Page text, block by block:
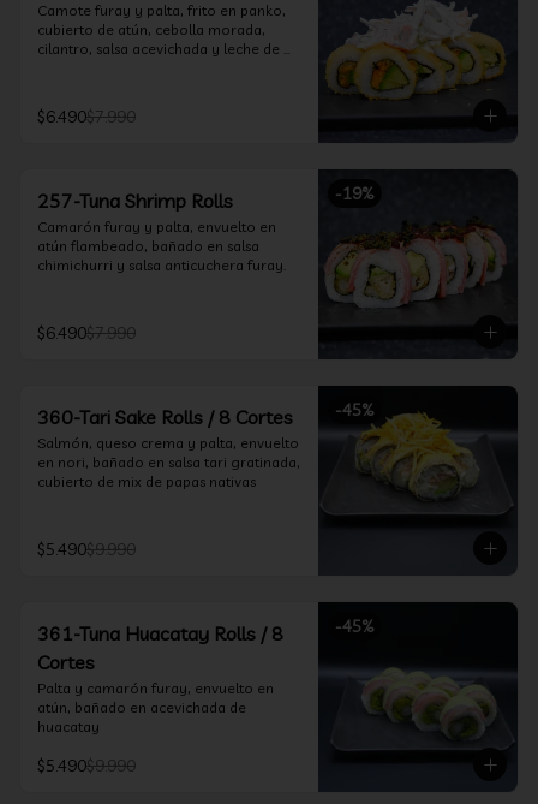
Camote furay y palta, frito en panko,
cubierto de atún, cebolla morada,
cilantro, salsa acevichada y leche de
$6.490$7.990
-19%
257-Tuna Shrimp Rolls
Camarón furay y palta, envuelto en
atún flambeado, bañado en salsa
chimichurri y salsa anticuchera furay.
$6.490$7.990
-45%
360-Tari Sake Rolls / 8 Cortes
Salmón, queso crema y palta, envuelto
en nori, bañado en salsa tari gratinada,
cubierto de mix de papas nativas
$5.490$9.990
-45%
361-Tuna Huacatay Rolls / 8
Cortes
Palta y camarón furay, envuelto en
atún, bañado en acevichada de
huacatay
$5.490$9.990